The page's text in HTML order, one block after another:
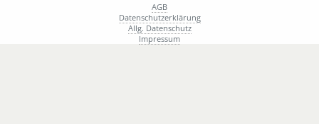
AGB
Datenschutzerklärung
Allg. Datenschutz
Impressum